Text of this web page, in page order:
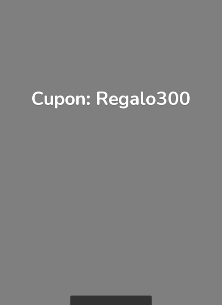
Cupon: Regalo300